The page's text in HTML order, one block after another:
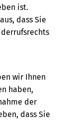
ist.
dass Sie
wir Ihnen
haben,
der
dass Sie